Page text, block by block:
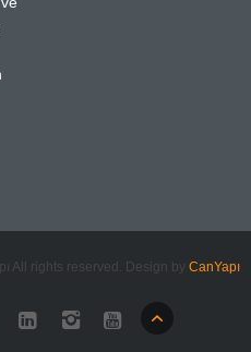
All rights reserved. Design by CanYapı